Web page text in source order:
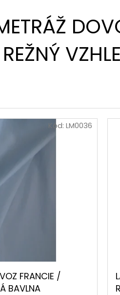
FRANCIE /
BAVLNA
Kód: LM0036